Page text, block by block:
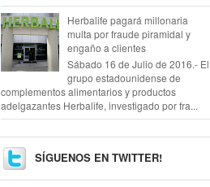
Herbalife pagará millonaria
multa por fraude piramidal y
engaño a clientes
Sábado 16 de Julio de 2016.- El
grupo estadounidense de
complementos alimentarios y productos
adelgazantes Herbalife, investigado por fra...
SÍGUENOS EN TWITTER!